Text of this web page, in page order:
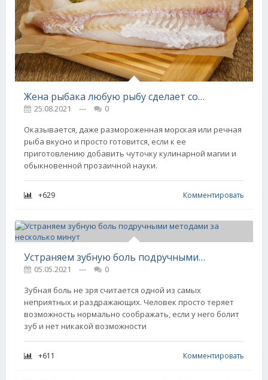
Жена рыбака любую рыбу сделает сочной вмиг, даже рыхлый минтай
25.08.2021 ---
0
Оказывается, даже размороженная морская или речная
рыба вкусно и просто готовится, если к ее
приготовлению добавить чуточку кулинарной магии и
обыкновенной прозаичной науки.
+629 Комментировать
Устраняем зубную боль подручными методами за несколько минут
05.05.2021 ---
0
Зубная боль не зря считается одной из самых
неприятных и раздражающих. Человек просто теряет
возможность нормально соображать, если у него болит
зуб и нет никакой возможности
+611 Комментировать